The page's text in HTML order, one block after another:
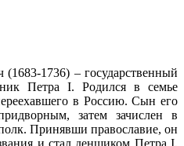
1736) – государственный
Петра I. Родился в семье
в Россию. Сын его
затем зачислен в
Принявши православие, он